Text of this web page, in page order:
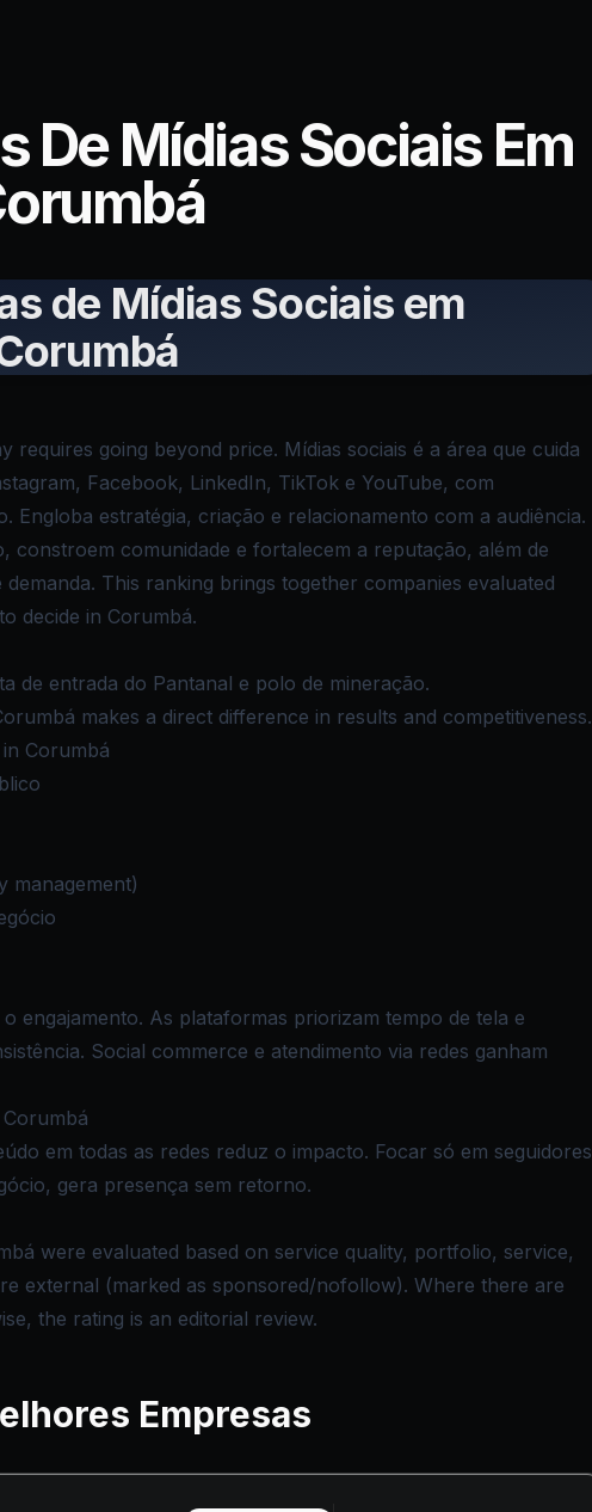
De Mídias Sociais Em
de Mídias Sociais em
requires going beyond price. Mídias sociais é a área que cuida
Facebook, LinkedIn, TikTok e YouTube, com
Engloba estratégia, criação e relacionamento com a audiência.
constroem comunidade e fortalecem a reputação, além de
This ranking brings together companies evaluated
decide in Corumbá.
de entrada do Pantanal e polo de mineração.
makes a direct difference in results and competitiveness.
Corumbá
management)
engajamento. As plataformas priorizam tempo de tela e
Social commerce e atendimento via redes ganham
em todas as redes reduz o impacto. Focar só em seguidores
gera presença sem retorno.
were evaluated based on service quality, portfolio, service,
external (marked as sponsored/nofollow). Where there are
the rating is an editorial review.
Empresas